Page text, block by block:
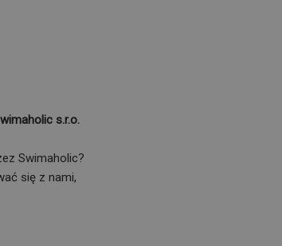
s.r.o.
Swimaholic?
się z nami,